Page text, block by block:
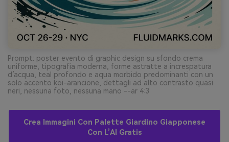
Prompt: poster evento di graphic design su sfondo crema
uniforme, tipografia moderna, forme astratte a increspatura
d’acqua, teal profondo e aqua morbido predominanti con un
solo accento koi-arancione, dettagli ad alto contrasto quasi
neri, nessuna foto, nessuna mano --ar 4:3
Crea Immagini Con Palette Giardino Giapponese
Con L’AI Gratis